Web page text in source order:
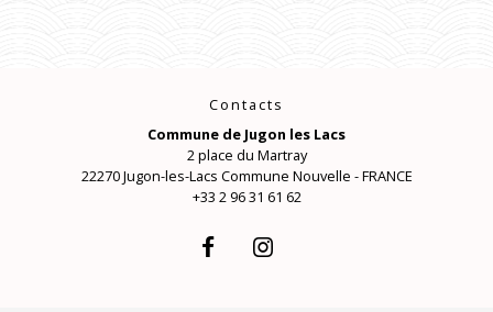
Contacts
Commune de Jugon les Lacs
2 place du Martray
22270 Jugon-les-Lacs Commune Nouvelle - FRANCE
+33 2 96 31 61 62